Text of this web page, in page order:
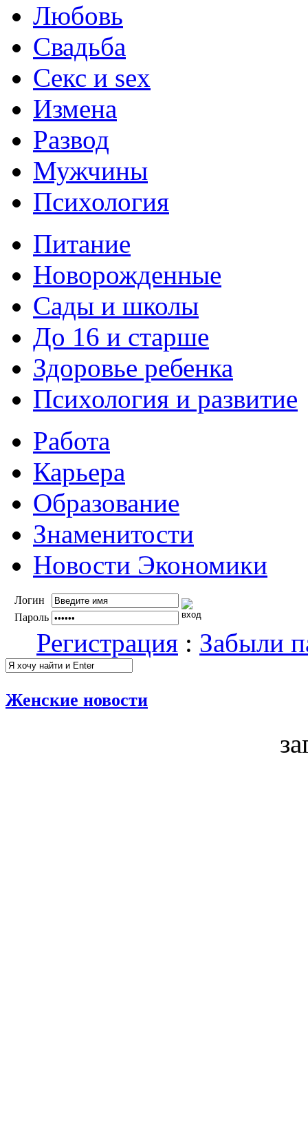
Любовь
Свадьба
Секс и sex
Измена
Развод
Мужчины
Психология
Питание
Новорожденные
Сады и школы
До 16 и старше
Здоровье ребенка
Психология и развитие
Работа
Карьера
Образование
Знаменитости
Новости Экономики
Логин
Пароль
Регистрация : Забыли
Женские новости